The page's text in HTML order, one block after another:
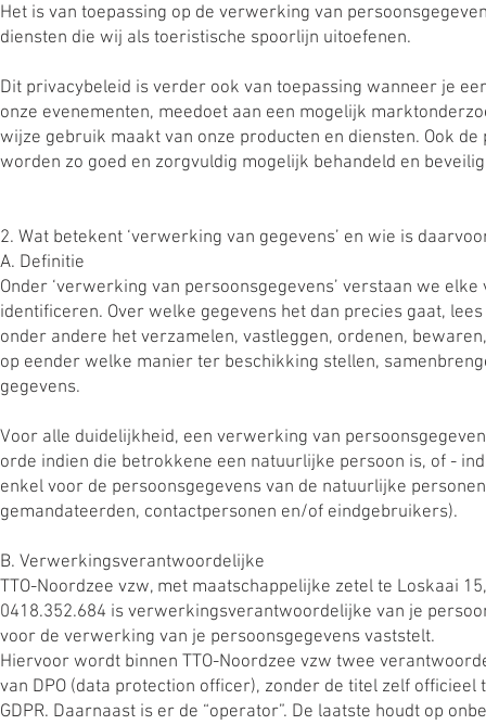
Het is van toepassing op de verwerking van
diensten die wij als toeristische spoorlijn uitoefenen.
Dit privacybeleid is verder ook van toepassing wanneer je
onze evenementen, meedoet aan een mogelijk
wijze gebruik maakt van onze producten en diensten. Ook
worden zo goed en zorgvuldig mogelijk behandeld en
2. Wat betekent ‘verwerking van gegevens’ en wie is
A. Definitie
Onder ‘verwerking van persoonsgegevens’ verstaan we
identificeren. Over welke gegevens het dan precies gaat,
onder andere het verzamelen, vastleggen, ordenen,
op eender welke manier ter beschikking stellen,
gegevens.
Voor alle duidelijkheid, een verwerking van
orde indien die betrokkene een natuurlijke persoon is, of -
enkel voor de persoonsgegevens van de natuurlijke
gemandateerden, contactpersonen en/of eindgebruikers).
B. Verwerkingsverantwoordelijke
TTO-Noordzee vzw, met maatschappelijke zetel te Loskaai
0418.352.684 is verwerkingsverantwoordelijke van je
voor de verwerking van je persoonsgegevens vaststelt.
Hiervoor wordt binnen TTO-Noordzee vzw twee
van DPO (data protection officer), zonder de titel zelf
GDPR. Daarnaast is er de “operator”. De laatste houdt op